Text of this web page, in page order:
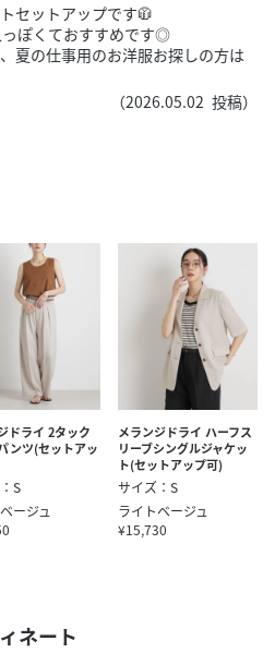
セットアップです🧥
ぽくておすすめです◎
夏の仕事用のお洋服お探しの方は
（2026.05.02 投稿）
ドライ 2タック
ンツ(セットアッ
S
ージュ
メランジドライ ハーフス
リーブシングルジャケッ
ト(セットアップ可)
サイズ：S
ライトベージュ
¥15,730
ネート